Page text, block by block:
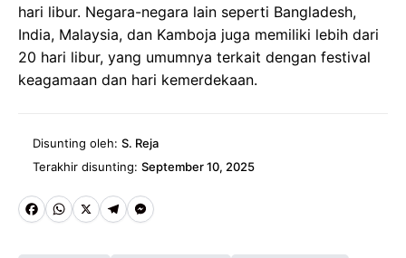
hari libur. Negara-negara lain seperti Bangladesh,
India, Malaysia, dan Kamboja juga memiliki lebih dari
20 hari libur, yang umumnya terkait dengan festival
keagamaan dan hari kemerdekaan.
Disunting oleh: S. Reja
Terakhir disunting: September 10, 2025
Fa W
X
Te M